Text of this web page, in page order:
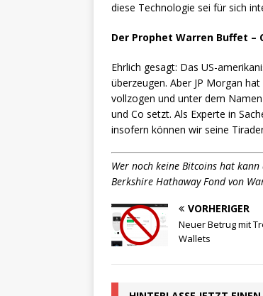
diese Technologie sei für sich
Der Prophet Warren Buffet –
Ehrlich gesagt: Das US-
überzeugen. Aber JP Morgan
vollzogen und unter dem Namen
und Co setzt. Als Experte in
insofern können wir seine
Wer noch keine Bitcoins hat kann
Berkshire Hathaway Fond von
VORHERIGER
Neuer Betrug mit
Wallets